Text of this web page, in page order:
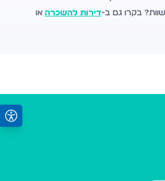
בקרו גם ב-דירות להשכרה או